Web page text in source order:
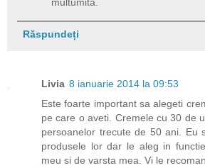
Răspundeți
Livia 8 ianuarie 2014 la 09:53
Este foarte important sa alegeti
pe care o aveti. Cremele cu 30 de
persoanelor trecute de 50 ani. Eu
produsele lor dar le aleg in
meu si de varsta mea. Vi le